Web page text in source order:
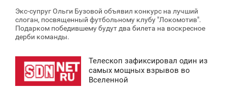
Экс-супруг Ольги Бузовой объявил конкурс на лучший
слоган, посвященный футбольному клубу "Локомотив".
Подарком победившему будут два билета на воскресное
дерби команды.
Телескоп зафиксировал один из
самых мощных взрывов во
Вселенной